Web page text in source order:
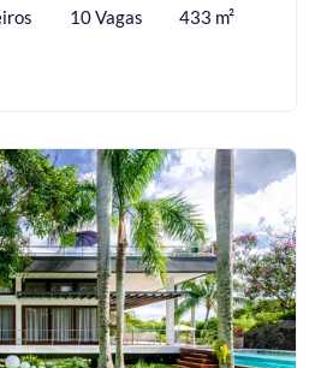
10 Vagas 433 m²